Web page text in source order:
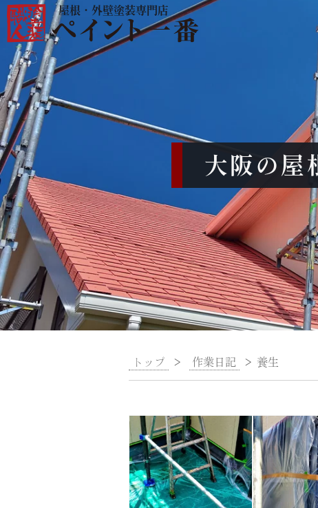
屋根・外壁塗装専門店
大阪の屋
トップ > 作業日記 > 養生